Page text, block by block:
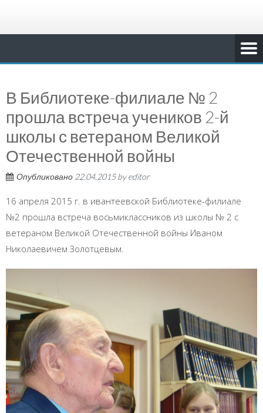
В Библиотеке-филиале № 2
прошла встреча учеников 2-й
школы с ветераном Великой
Отечественной войны
Опубликовано 22.04.2015byeditor
16 апреля 2015 г. в ивантеевской Библиотеке-филиале
№2 прошла встреча восьмиклассников из школы № 2 с
ветераном Великой Отечественной войны Иваном
Николаевичем Золотцевым.